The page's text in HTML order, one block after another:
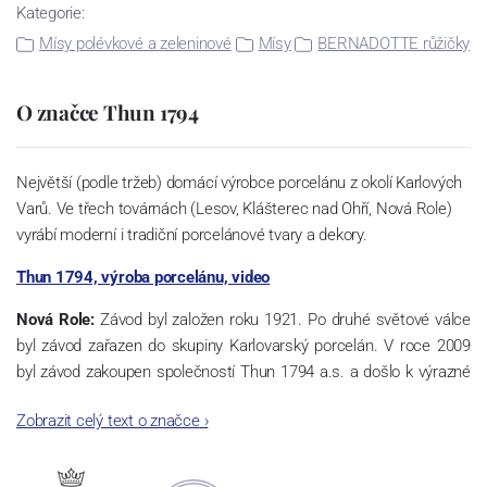
Kategorie:
Mísy polévkové a zeleninové
Mísy BERNADOTTE růžičky
O značce Thun 1794
Největší (podle tržeb) domácí výrobce porcelánu z okolí Karlových
Varů. Ve třech továrnách (Lesov, Klášterec nad Ohří, Nová Role)
vyrábí moderní i tradiční porcelánové tvary a dekory.
Thun 1794, výroba porcelánu, video
Nová Role: Závod byl založen roku 1921. Po druhé světové válce
byl závod zařazen do skupiny Karlovarský porcelán. V roce 2009
byl závod zakoupen společností Thun 1794 a.s. a došlo k výrazné
společnosti a v jejím areálu jsou umístěny i provoz servis a výroba
a ve své výrobě navazuje na více jak 220-letou tradici výroby
Zobrazit celý text o značce›